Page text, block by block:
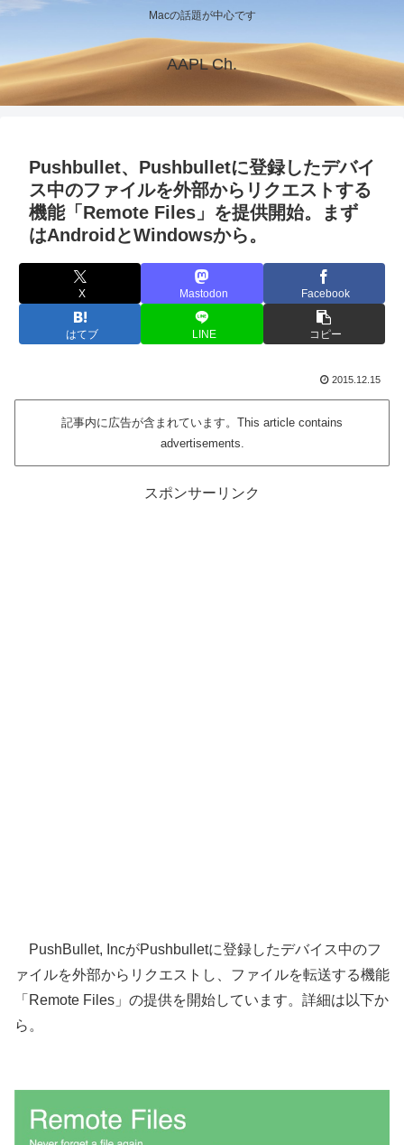
Macの話題が中心です
AAPL Ch.
Pushbullet、Pushbulletに登録したデバイ
ス中のファイルを外部からリクエストする
機能「Remote Files」を提供開始。まず
はAndroidとWindowsから。
X Mastodon Facebook
はてブ LINE コピー
2015.12.15
記事内に広告が含まれています。This article contains
advertisements.
スポンサーリンク
PushBullet, IncがPushbulletに登録したデバイス中のフ
ァイルを外部からリクエストし、ファイルを転送する機能
「Remote Files」の提供を開始しています。詳細は以下か
ら。